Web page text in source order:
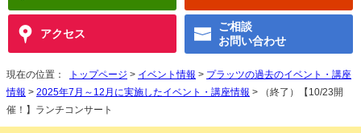
アクセス
ご相談
お問い合わせ
現在の位置： トップページ > イベント情報 > プラッツの過去のイベント・講座
情報 > 2025年7月～12月に実施したイベント・講座情報 > （終了）【10/23開
催！】ランチコンサート